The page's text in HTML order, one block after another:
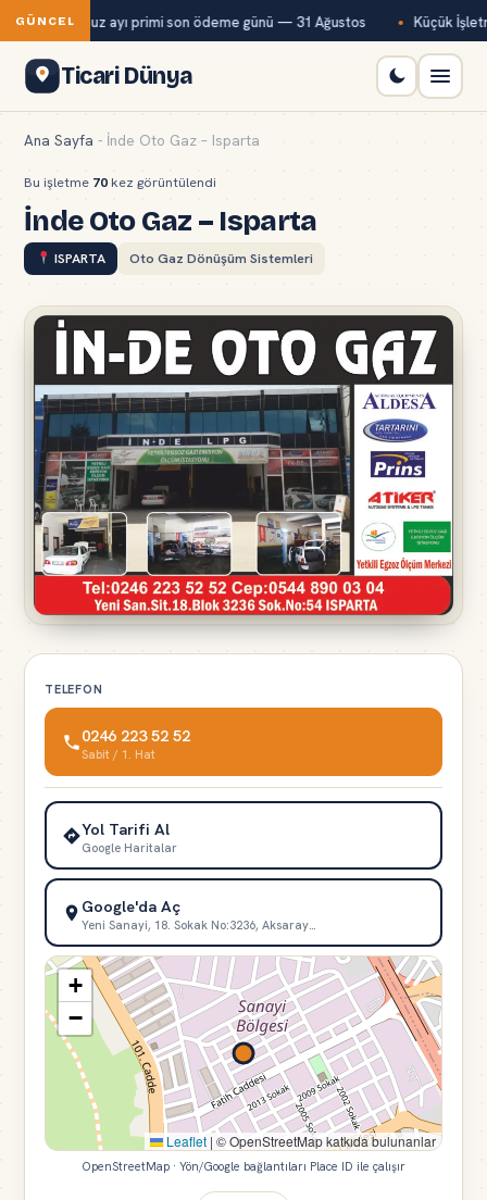
GÜNCEL
Kur temmuz ayı primi son ödeme günü — 31 Ağustos Küçük
Ticari Dünya
Ana Sayfa - İnde Oto Gaz – Isparta
Bu işletme 70 kez görüntülendi
İnde Oto Gaz – Isparta
ISPARTA Oto Gaz Dönüşüm Sistemleri
TELEFON
0246 223 52 52
Sabit / 1. Hat
Yol Tarifi Al
Google Haritalar
Google'da Aç
Yeni Sanayi, 18. Sokak No:3236, Aksaray…
+
−
Leaflet | © OpenStreetMap katkıda bulunanlar
OpenStreetMap · Yön/Google bağlantıları Place ID ile çalışır